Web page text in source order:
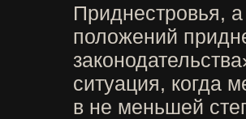
Приднестровья,
положений
ситуация, когда
в не меньшей